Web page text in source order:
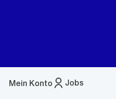
Jobs
Mein Konto
Menü